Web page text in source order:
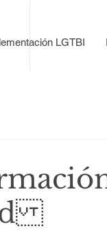
LGTBI